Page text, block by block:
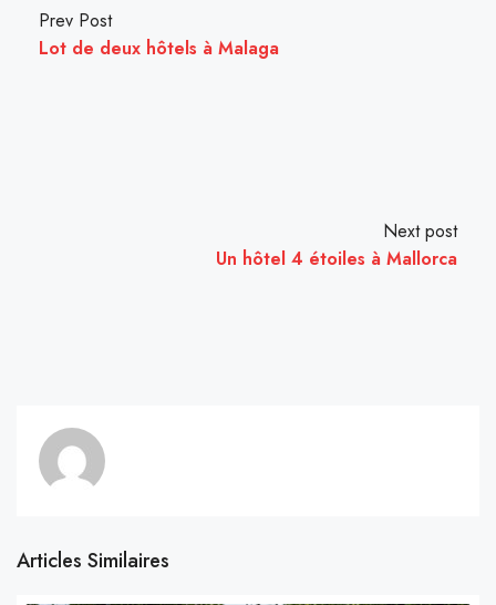
Prev Post
Lot de deux hôtels à Malaga
Next post
Un hôtel 4 étoiles à Mallorca
Articles Similaires